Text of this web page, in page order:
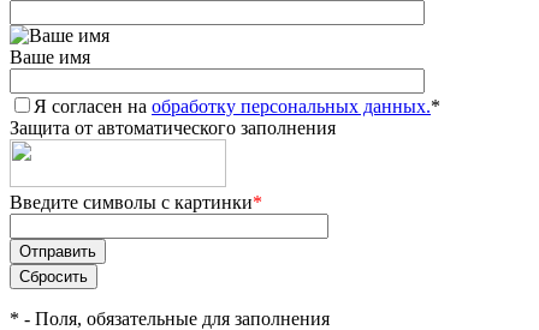
Ваше имя
Я согласен на обработку персональных данных.*
Защита от автоматического заполнения
Введите символы с картинки*
* - Поля, обязательные для заполнения